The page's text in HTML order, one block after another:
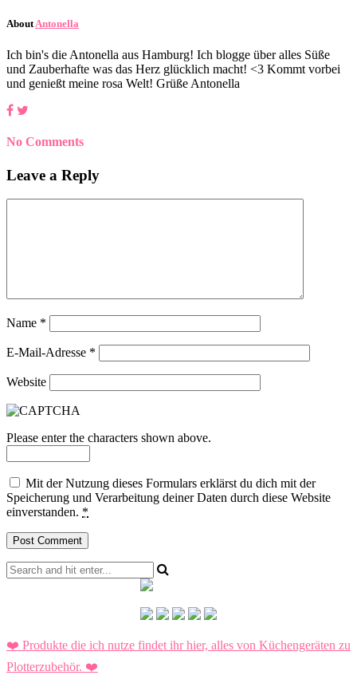
About Antonella
Ich bin's die Antonella aus Hamburg! Ich blogge über alles Süße
und Zauberhafte was das Herz glücklich macht! <3 Kommt vorbei
und genießt meine rosa Welt! Grüße Antonella
No Comments
Leave a Reply
Name *
E-Mail-Adresse *
Website
Please enter the characters shown above.
Mit der Nutzung dieses Formulars erklärst du dich mit der
Speicherung und Verarbeitung deiner Daten durch diese Website
einverstanden. *
❤️ Produkte die ich nutze findet ihr hier, alles von Küchengeräten zu
Plotterzubehör. ❤️